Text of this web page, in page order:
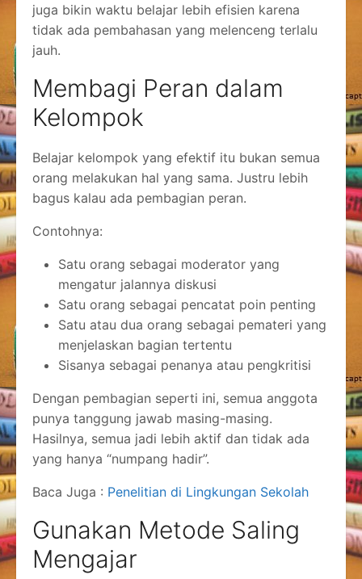
juga bikin waktu belajar lebih efisien karena
tidak ada pembahasan yang melenceng terlalu
jauh.
Membagi Peran dalam
Kelompok
Belajar kelompok yang efektif itu bukan semua
orang melakukan hal yang sama. Justru lebih
bagus kalau ada pembagian peran.
Contohnya:
Satu orang sebagai moderator yang
mengatur jalannya diskusi
Satu orang sebagai pencatat poin penting
Satu atau dua orang sebagai pemateri yang
menjelaskan bagian tertentu
Sisanya sebagai penanya atau pengkritisi
Dengan pembagian seperti ini, semua anggota
punya tanggung jawab masing-masing.
Hasilnya, semua jadi lebih aktif dan tidak ada
yang hanya “numpang hadir”.
Baca Juga : Penelitian di Lingkungan Sekolah
Gunakan Metode Saling
Mengajar